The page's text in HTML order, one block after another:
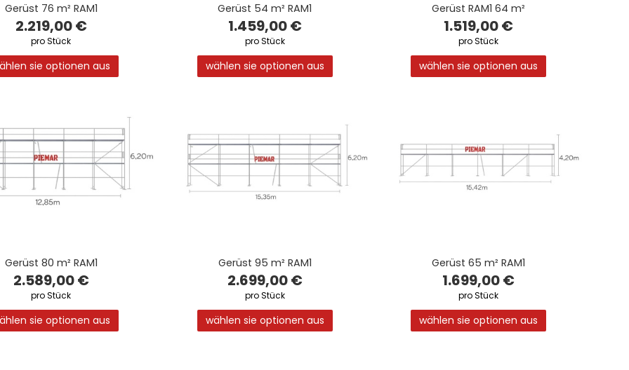
Gerüst 76 m² RAM1
2.219,00 €
pro Stück
sie optionen aus
Gerüst 54 m² RAM1
1.459,00 €
pro Stück
wählen sie optionen aus
Gerüst RAM1 64 m²
1.519,00 €
pro Stück
wählen sie optionen aus
Gerüst 80 m² RAM1
2.589,00 €
pro Stück
sie optionen aus
Gerüst 95 m² RAM1
2.699,00 €
pro Stück
wählen sie optionen aus
Gerüst 65 m² RAM1
1.699,00 €
pro Stück
wählen sie optionen aus